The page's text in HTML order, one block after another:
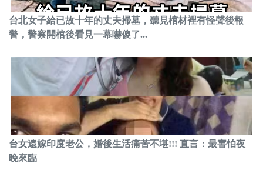
台北女子給已故十年的丈夫掃墓，聽見棺材裡有怪聲後報
警，警察開棺後看見一幕嚇傻了...
台女遠嫁印度老公，婚後生活痛苦不堪!!! 直言：最害怕夜
晚來臨